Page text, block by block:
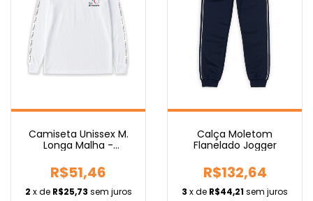
Camiseta Unissex M.
Longa Malha -
R$51,46
2 x de R$25,73 sem juros
Calça Moletom
Flanelado Jogger
R$132,64
3 x de R$44,21sem juros